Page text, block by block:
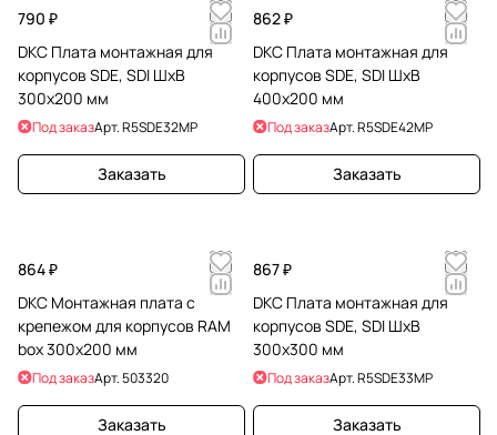
790 ₽
DKC Плата монтажная для
корпусов SDE, SDI ШхВ
300x200 мм
Под заказАрт.R5SDE32MP
Заказать
862 ₽
DKC Плата монтажная для
корпусов SDE, SDI ШхВ
400x200 мм
Под заказАрт.R5SDE42MP
Заказать
864 ₽
DKC Монтажная плата с
крепежом для корпусов RAM
box 300х200 мм
Под заказАрт.503320
Заказать
867 ₽
DKC Плата монтажная для
корпусов SDE, SDI ШхВ
300x300 мм
Под заказАрт.R5SDE33MP
Заказать